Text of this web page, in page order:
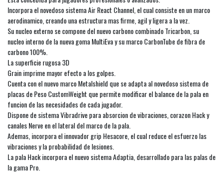
Incorpora el novedoso sistema Air React Channel, el cual consiste en un marco
aerodinamico, creando una estructura mas firme, agil y ligera a la vez.
Su nucleo externo se compone del nuevo carbono combinado Tricarbon, su
nucleo interno de la nueva goma MultiEva y su marco CarbonTube de fibra de
carbono 100%.
La superficie rugosa 3D
Grain imprime mayor efecto a los golpes.
Cuenta con el nuevo marco Metalshield que se adapta al novedoso sistema de
placas de Peso CustomWeight que permite modificar el balance de la pala en
funcion de las necesidades de cada jugador.
Dispone de sistema Vibradrive para absorcion de vibraciones, corazon Hack y
canales Nerve en el lateral del marco de la pala.
Ademas, incorpora el innovador grip Hesacore, el cual reduce el esfuerzo las
vibraciones y la probabilidad de lesiones.
La pala Hack incorpora el nuevo sistema Adaptia, desarrollado para las palas de
la gama Pro.